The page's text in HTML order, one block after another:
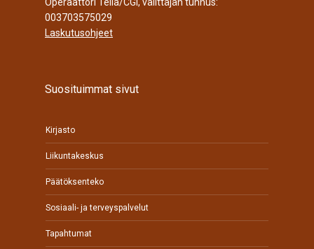
003703575029
Laskutusohjeet
Suosituimmat sivut
Kirjasto
Liikuntakeskus
Päätöksenteko
Sosiaali- ja terveyspalvelut
Tapahtumat